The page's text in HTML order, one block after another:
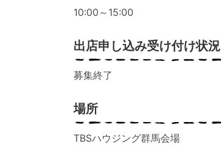
10:00～15:00
出店申し込み受け付け状況
募集終了
場所
TBSハウジング群馬会場